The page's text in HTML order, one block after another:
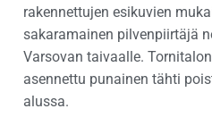
rakennettujen esikuvien
sakaramainen pilvenpiirtäjä
Varsovan taivaalle.
asennettu punainen tähti
alussa.